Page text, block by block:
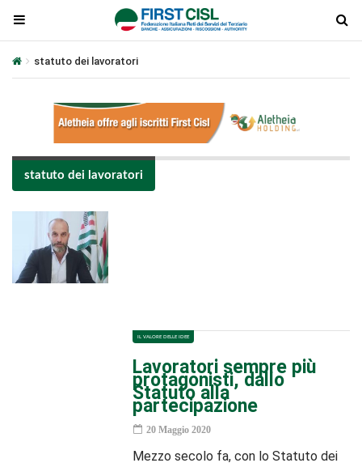
statuto dei lavoratori
statuto dei lavoratori
IL VALORE DELLE IDEE
Lavoratori sempre più
protagonisti, dallo
Statuto alla
partecipazione
20 Maggio 2020
Mezzo secolo fa, con lo Statuto dei